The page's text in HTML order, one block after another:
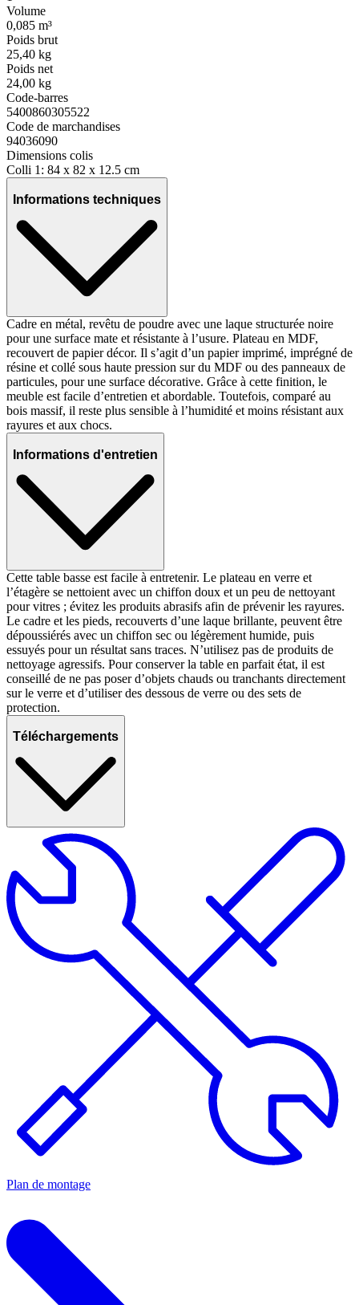
Volume
0,085 m³
Poids brut
25,40 kg
Poids net
24,00 kg
Code-barres
5400860305522
Code de marchandises
94036090
Dimensions colis
Colli 1: 84 x 82 x 12.5 cm
Informations techniques
Cadre en métal, revêtu de poudre avec une laque structurée noire
pour une surface mate et résistante à l’usure. Plateau en MDF,
recouvert de papier décor. Il s’agit d’un papier imprimé, imprégné de
résine et collé sous haute pression sur du MDF ou des panneaux de
particules, pour une surface décorative. Grâce à cette finition, le
meuble est facile d’entretien et abordable. Toutefois, comparé au
bois massif, il reste plus sensible à l’humidité et moins résistant aux
rayures et aux chocs.
Informations d'entretien
Cette table basse est facile à entretenir. Le plateau en verre et
l’étagère se nettoient avec un chiffon doux et un peu de nettoyant
pour vitres ; évitez les produits abrasifs afin de prévenir les rayures.
Le cadre et les pieds, recouverts d’une laque brillante, peuvent être
dépoussiérés avec un chiffon sec ou légèrement humide, puis
essuyés pour un résultat sans traces. N’utilisez pas de produits de
nettoyage agressifs. Pour conserver la table en parfait état, il est
conseillé de ne pas poser d’objets chauds ou tranchants directement
sur le verre et d’utiliser des dessous de verre ou des sets de
protection.
Téléchargements
Plan de montage